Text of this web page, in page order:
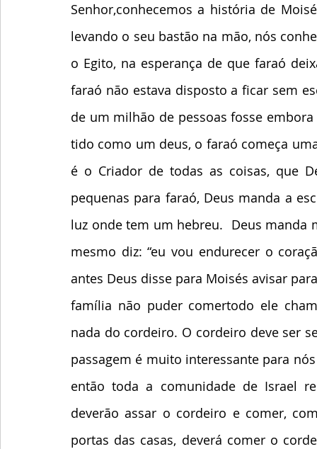
Senhor,conhecemos a história de
levando o seu bastão na mão, nós
o Egito, na esperança de que faraó
faraó não estava disposto a ficar sem
de um milhão de pessoas fosse
tido como um deus, o faraó começa
é o Criador de todas as coisas, que
pequenas para faraó, Deus manda a
luz onde tem um hebreu.  Deus manda
mesmo diz: “eu vou endurecer o
antes Deus disse para Moisés avisar
família não puder comertodo ele
nada do cordeiro. O cordeiro deve ser
passagem é muito interessante para
então toda a comunidade de Israel
deverão assar o cordeiro e comer,
portas das casas, deverá comer o